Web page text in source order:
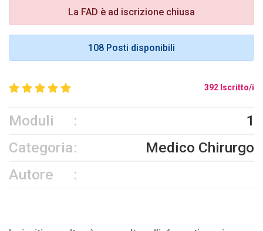
La FAD è ad iscrizione chiusa
108 Posti disponibili
392 Iscritto/i
Moduli
1
Categoria
Medico Chirurgo
Autore